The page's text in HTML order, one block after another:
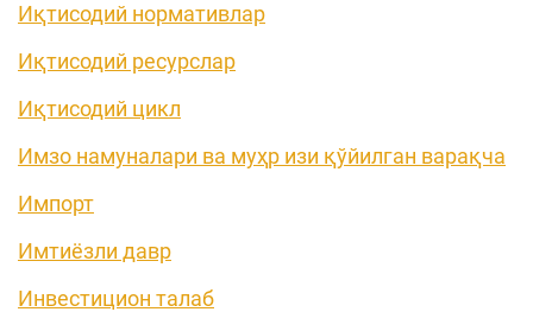
Иқтисодий нормативлар
Иқтисодий ресурслар
Иқтисодий цикл
Имзо намуналари ва муҳр изи қўйилган варақча
Импорт
Имтиёзли давр
Инвестицион талаб